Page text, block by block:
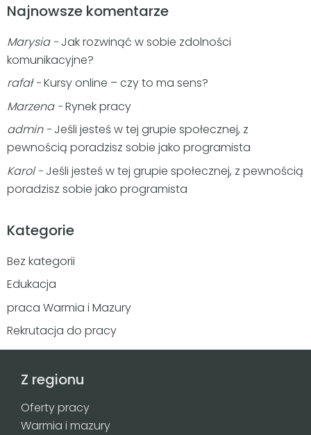
Najnowsze komentarze
Marysia- Jak rozwinąć w sobie zdolności
komunikacyjne?
rafał-Kursy online – czy to ma sens?
Marzena-Rynek pracy
admin- Jeśli jesteś w tej grupie społecznej, z
pewnością poradzisz sobie jako programista
Karol- Jeśli jesteś w tej grupie społecznej, z pewnością
poradzisz sobie jako programista
Kategorie
Bez kategorii
Edukacja
praca Warmia i Mazury
Rekrutacja do pracy
Z regionu
Oferty pracy
Warmia i mazury